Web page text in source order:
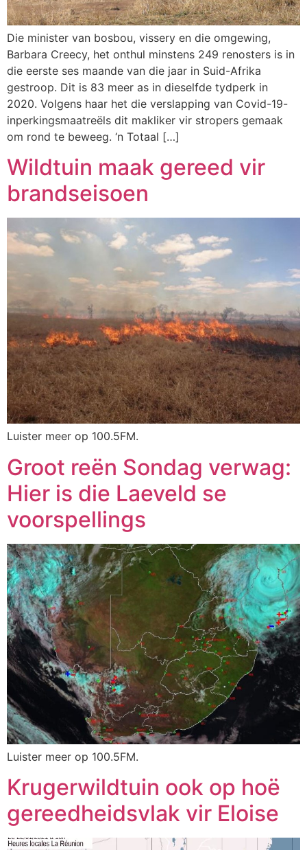
Die minister van bosbou, vissery en die omgewing,
Barbara Creecy, het onthul minstens 249 renosters is in
die eerste ses maande van die jaar in Suid-Afrika
gestroop. Dit is 83 meer as in dieselfde tydperk in
2020. Volgens haar het die verslapping van Covid-19-
inperkingsmaatreëls dit makliker vir stropers gemaak
om rond te beweeg. ‘n Totaal […]
Wildtuin maak gereed vir
brandseisoen
Luister meer op 100.5FM.
Groot reën Sondag verwag:
Hier is die Laeveld se
voorspellings
Luister meer op 100.5FM.
Krugerwildtuin ook op hoë
gereedheidsvlak vir Eloise